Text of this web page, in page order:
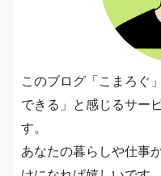
このブログ「こまろぐ
できる」と感じるサー
す。
あなたの暮らしや仕事